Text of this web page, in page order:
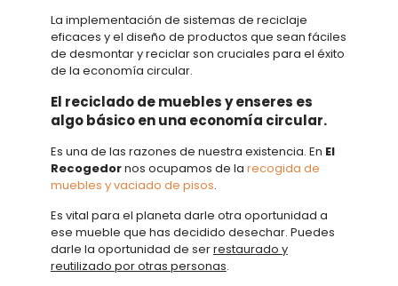
La implementación de sistemas de reciclaje
eficaces y el diseño de productos que sean fáciles
de desmontar y reciclar son cruciales para el éxito
de la economía circular.
El reciclado de muebles y enseres es
algo básico en una economía circular.
Es una de las razones de nuestra existencia. En El
Recogedornos ocupamos de la recogida de
muebles y vaciado de pisos.
Es vital para el planeta darle otra oportunidad a
ese mueble que has decidido desechar. Puedes
darle la oportunidad de serrestaurado y
reutilizado por otras personas.